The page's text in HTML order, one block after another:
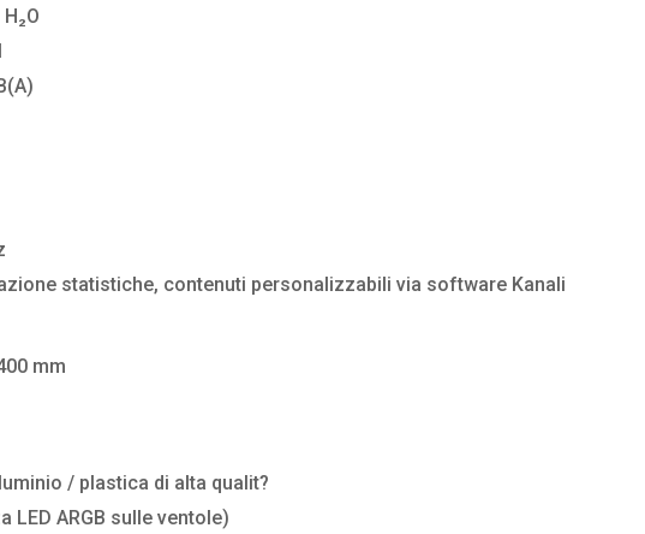
statistiche, contenuti personalizzabili via software Kanali
mm
/ plastica di alta qualit?
LED ARGB sulle ventole)